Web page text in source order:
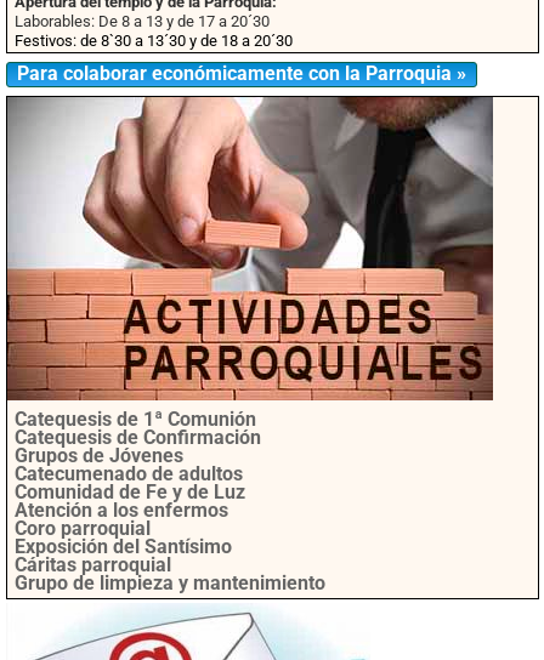
Laborables: De 8 a 13 y de 17 a 20´30
Festivos: de 8`30 a 13´30 y de 18 a 20´30
Para colaborar económicamente con la Parroquia »
Catequesis de 1ª Comunión
Catequesis de Confirmación
Grupos de Jóvenes
Catecumenado de adultos
Comunidad de Fe y de Luz
Atención a los enfermos
Coro parroquial
Exposición del Santísimo
Cáritas parroquial
Grupo de limpieza y mantenimiento